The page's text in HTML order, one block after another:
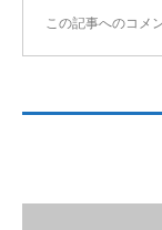
この記事へのコメ